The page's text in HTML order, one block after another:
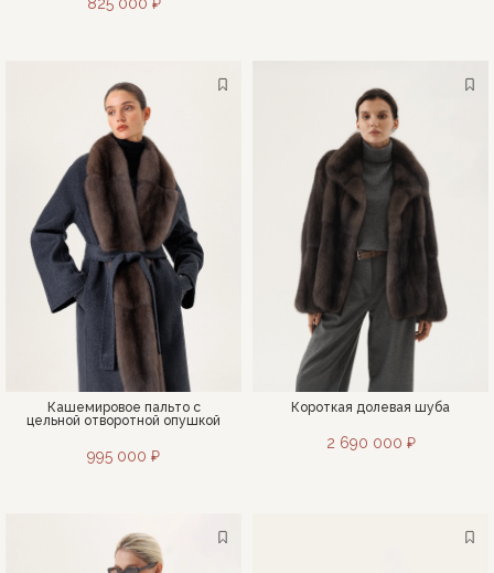
Кашемировое пальто с
цельной отворотной опушкой
995 000 ₽
Короткая долевая шуба
2 690 000 ₽